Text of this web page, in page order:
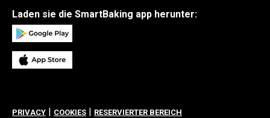
Laden sie die SmartBaking app herunter:
PRIVACY | COOKIES | RESERVIERTER BEREICH